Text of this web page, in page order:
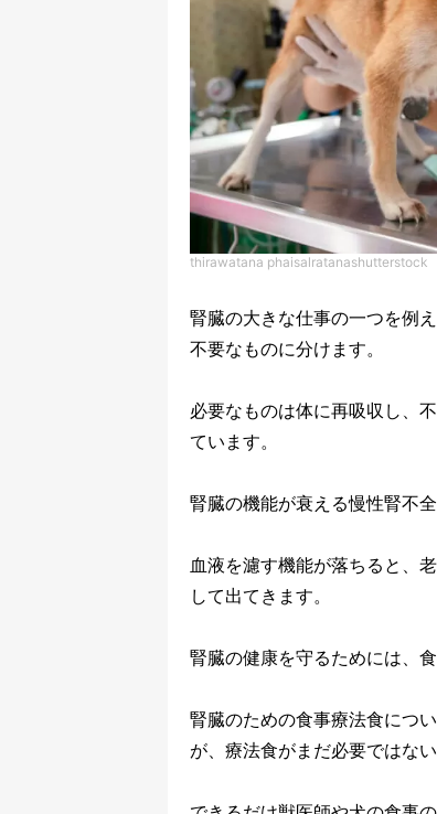
thirawatana phaisalratanashutterstock
腎臓の大きな仕事の一つを例
不要なものに分けます。
必要なものは体に再吸収し、
ています。
腎臓の機能が衰える慢性腎不
血液を濾す機能が落ちると、
して出てきます。
腎臓の健康を守るためには、
腎臓のための食事療法食につ
が、療法食がまだ必要ではな